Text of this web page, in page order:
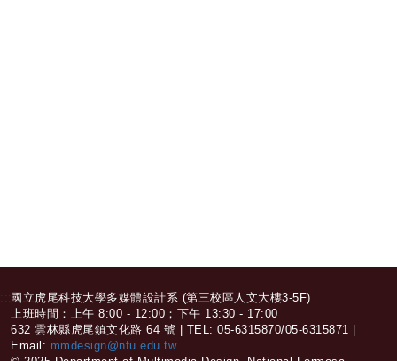
::: 國立虎尾科技大學多媒體設計系 (第三校區人文大樓3-5F)
上班時間：上午 8:00 - 12:00；下午 13:30 - 17:00
632 雲林縣虎尾鎮文化路 64 號 | TEL: 05-6315870/05-6315871 |
Email: mmdesign@nfu.edu.tw